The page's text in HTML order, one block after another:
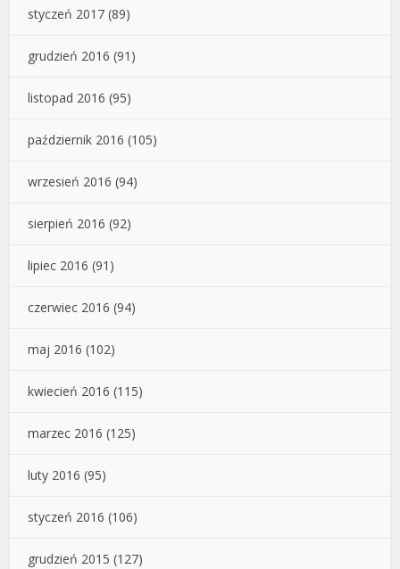
styczeń 2017 (89)
grudzień 2016 (91)
listopad 2016 (95)
październik 2016 (105)
wrzesień 2016 (94)
sierpień 2016 (92)
lipiec 2016 (91)
czerwiec 2016 (94)
maj 2016 (102)
kwiecień 2016 (115)
marzec 2016 (125)
luty 2016 (95)
styczeń 2016 (106)
grudzień 2015 (127)